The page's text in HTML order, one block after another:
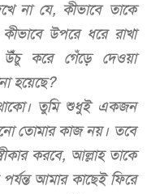
না যে, কীভাবে তাকে
উপরে ধরে রাখা
উঁচু করে গেঁড়ে দেওয়া
হয়েছে?
তুমি শুধুই একজন
তোমার কাজ নয়। তবে
করবে, আল্লাহ তাকে
আমার কাছেই ফিরে